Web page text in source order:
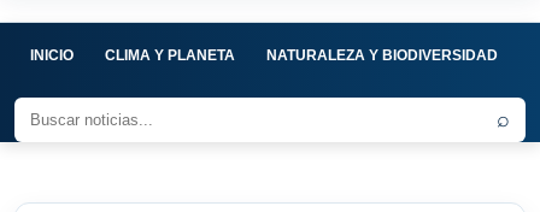
INICIO CLIMA Y PLANETA NATURALEZA Y BIODIVERSIDAD
⌕